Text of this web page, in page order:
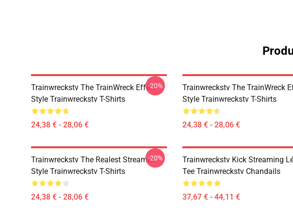
Trainwreckstv The TrainWreck Effect
Style Trainwreckstv T-Shirts
24,38 € - 28,06 €
-20%
Trainwreckstv The TrainWreck
Style Trainwreckstv T-Shirts
24,38 € - 28,06 €
Trainwreckstv The Realest Streamer
Style Trainwreckstv T-Shirts
24,38 € - 28,06 €
-20%
Trainwreckstv Kick Streaming
Tee Trainwreckstv Chandails
37,67 € - 44,11 €